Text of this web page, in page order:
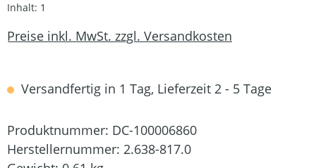
Inhalt: 1
Preise inkl. MwSt. zzgl. Versandkosten
Versandfertig in 1 Tag, Lieferzeit 2 - 5 Tage
Produktnummer: DC-100006860
Herstellernummer: 2.638-817.0